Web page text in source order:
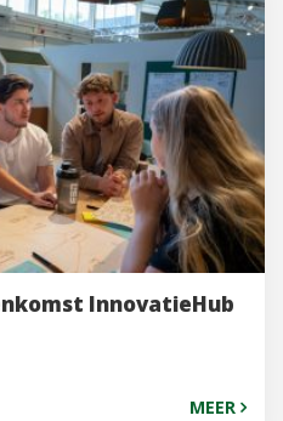
InnovatieHub
MEER